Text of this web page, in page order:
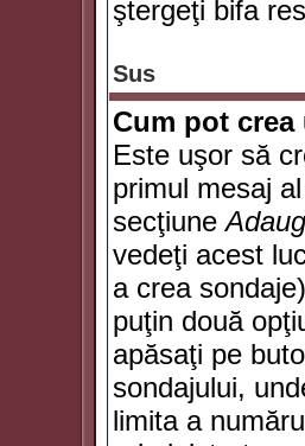
ştergeţi bifa
Sus
Cum pot
Este uşor să
primul mesaj
secţiune
vedeţi acest
a crea
puţin două
apăsaţi pe
sondajului,
limita a